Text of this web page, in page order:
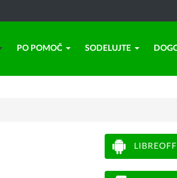
PO POMOČ SODELUJTE